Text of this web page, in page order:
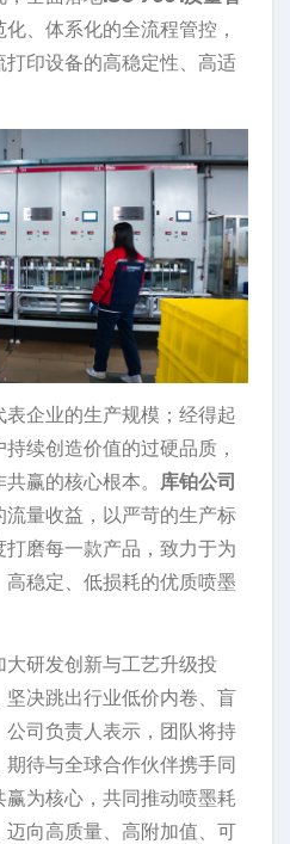
、体系化的全流程管控，
印设备的高稳定性、高适
企业的生产规模；经得起
续创造价值的过硬品质，
赢的核心根本。
库铂公司
量收益，以严苛的生产标
磨每一款产品，致力于为
稳定、低损耗的优质喷墨
大研发创新与工艺升级投
坚决跳出行业低价内卷、盲
司负责人表示，团队将持
待与全球合作伙伴携手同
为核心，共同推动喷墨耗
向高质量、高附加值、可